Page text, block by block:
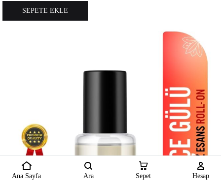
SEPETE EKLE
Ana Sayfa Ara Sepet Hesap